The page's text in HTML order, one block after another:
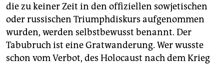
die zu keiner Zeit in den offiziellen sowjetischen
oder russischen Triumphdiskurs aufgenommen
wurden, werden selbstbewusst benannt. Der
Tabubruch ist eine Gratwanderung. Wer wusste
schon vom Verbot, des Holocaust nach dem Krieg